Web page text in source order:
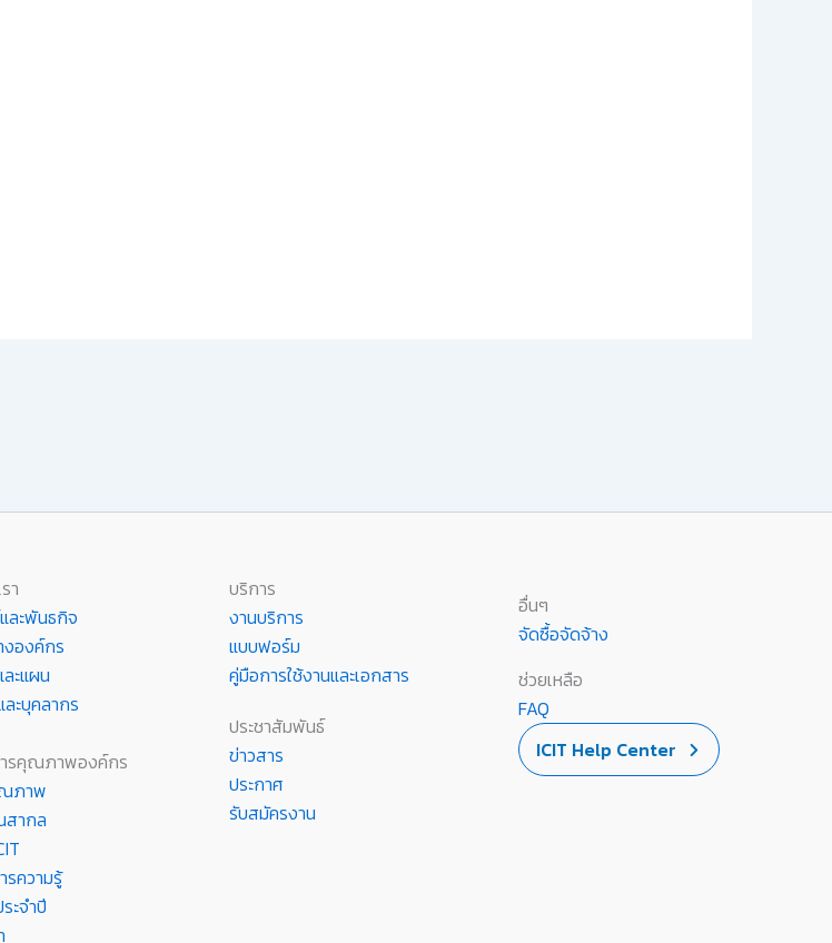
า
ละพันธกิจ
งองค์กร
ะแผน
ะบุคลากร
รคุณภาพองค์กร
ภาพ
สากล
รความรู้
ะจำปี
บริการ
งานบริการ
แบบฟอร์ม
คู่มือการใช้งานและเอกสาร
ประชาสัมพันธ์
ข่าวสาร
ประกาศ
รับสมัครงาน
อื่นๆ
จัดซื้อจัดจ้าง
ช่วยเหลือ
FAQ
ICIT Help Center